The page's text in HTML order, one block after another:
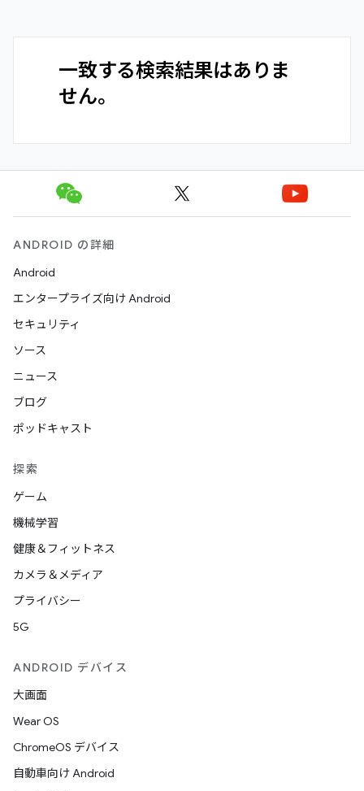
一致する検索結果はありま
せん。
ANDROID の詳細
Android
エンタープライズ向け Android
セキュリティ
ソース
ニュース
ブログ
ポッドキャスト
探索
ゲーム
機械学習
健康＆フィットネス
カメラ＆メディア
プライバシー
5G
ANDROID デバイス
大画面
Wear OS
ChromeOS デバイス
自動車向け Android